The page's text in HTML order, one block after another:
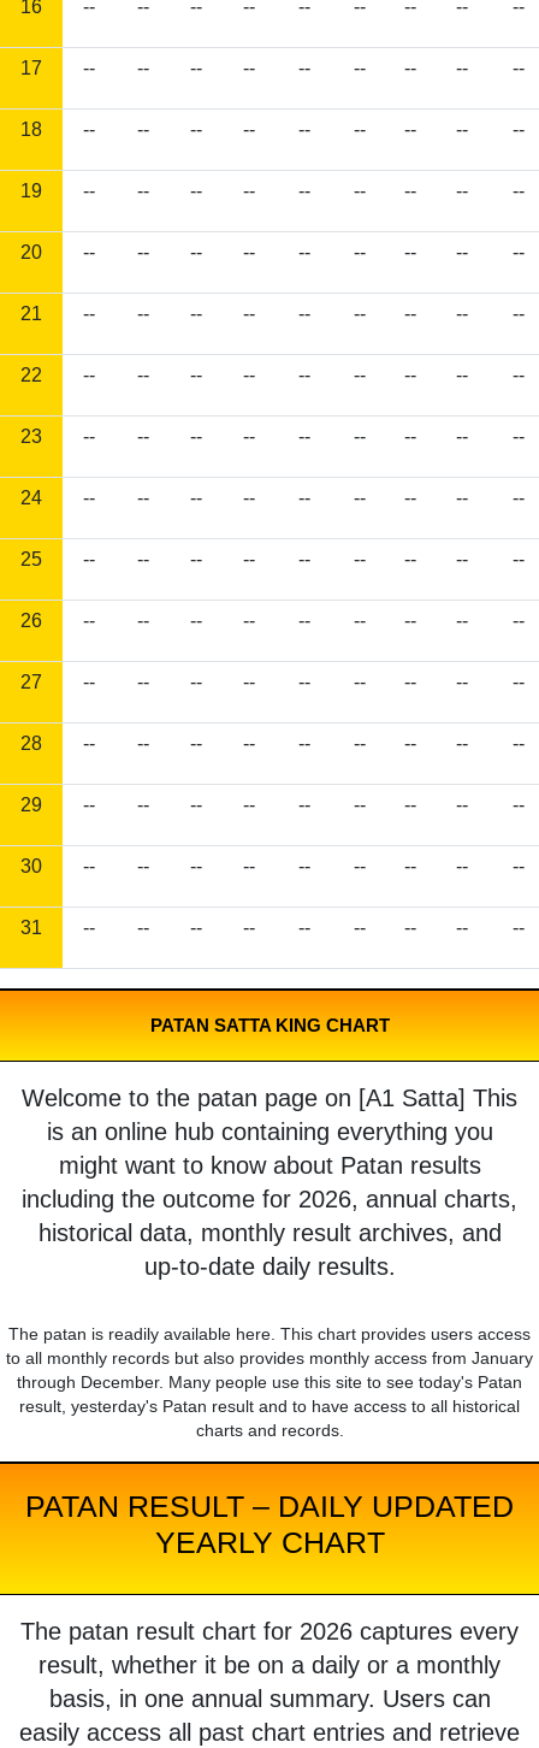
16 -- -- -- -- -- -- -- -- --
17 -- -- -- -- -- -- -- -- --
18 -- -- -- -- -- -- -- -- --
19 -- -- -- -- -- -- -- -- --
20 -- -- -- -- -- -- -- -- --
21 -- -- -- -- -- -- -- -- --
22 -- -- -- -- -- -- -- -- --
23 -- -- -- -- -- -- -- -- --
24 -- -- -- -- -- -- -- -- --
25 -- -- -- -- -- -- -- -- --
26 -- -- -- -- -- -- -- -- --
27 -- -- -- -- -- -- -- -- --
28 -- -- -- -- -- -- -- -- --
29 -- -- -- -- -- -- -- -- --
30 -- -- -- -- -- -- -- -- --
31 -- -- -- -- -- -- -- -- --
PATAN SATTA KING CHART
Welcome to the patan page on [A1 Satta] This
is an online hub containing everything you
might want to know about Patan results
including the outcome for 2026, annual charts,
historical data, monthly result archives, and
up-to-date daily results.
The patan is readily available here. This chart provides users access
to all monthly records but also provides monthly access from January
through December. Many people use this site to see today's Patan
result, yesterday's Patan result and to have access to all historical
charts and records.
PATAN RESULT – DAILY UPDATED
YEARLY CHART
The patan result chart for 2026 captures every
result, whether it be on a daily or a monthly
basis, in one annual summary. Users can
easily access all past chart entries and retrieve